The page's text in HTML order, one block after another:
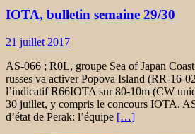
IOTA, bulletin semaine 29/30
21 juillet 2017
AS-066 ; R0L, groupe Sea of ​​Japan
russes va activer Popova Island (RR-16-
l’indicatif R66IOTA sur 80-10m (CW
30 juillet, y compris le concours IOTA.
d’état de Perak: l’équipe […]